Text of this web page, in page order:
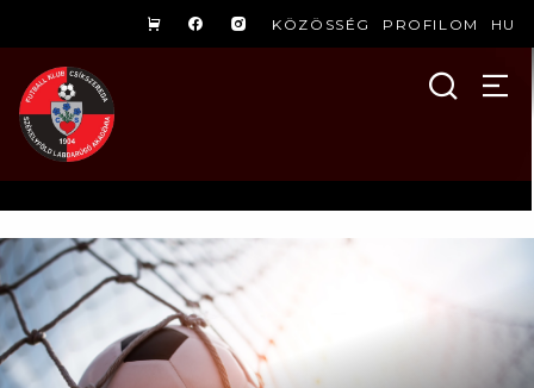
KÖZÖSSÉG PROFILOM HU